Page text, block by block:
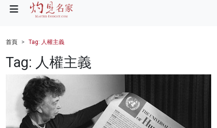
財經
健康
商業
科技
首頁 Tag: 人權主義
Tag: 人權主義